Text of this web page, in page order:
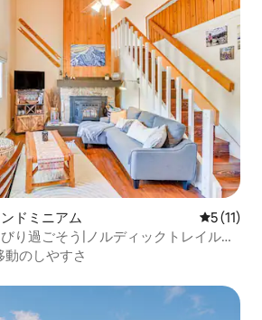
ドミニアム レビュー
5 (11)
り過ごそう|ノルディックトレイル、
動のしやすさ